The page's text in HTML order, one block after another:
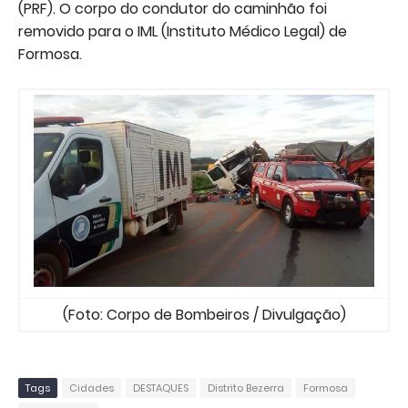
(PRF). O corpo do condutor do caminhão foi
removido para o IML (Instituto Médico Legal) de
Formosa.
(Foto: Corpo de Bombeiros / Divulgação)
Tags Cidades DESTAQUES Distrito Bezerra
Formosa